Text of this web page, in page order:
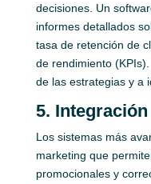
decisiones. Un
informes detallados
tasa de retención de
de rendimiento
de las estrategias y a
5.
Los sistemas más
marketing que
promocionales y